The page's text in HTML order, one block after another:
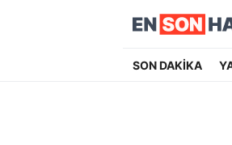
SON DAKİKA